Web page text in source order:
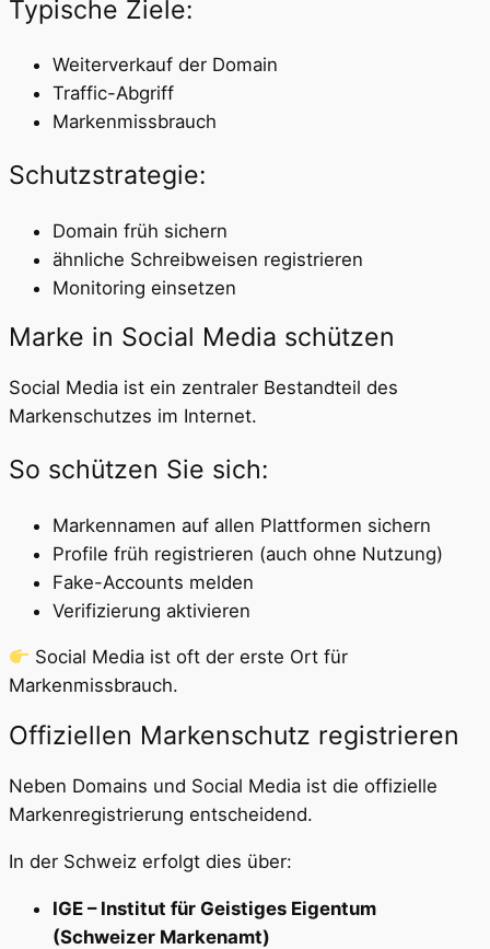
Typische Ziele:
Weiterverkauf der Domain
Traffic-Abgriff
Markenmissbrauch
Schutzstrategie:
Domain früh sichern
ähnliche Schreibweisen registrieren
Monitoring einsetzen
Marke in Social Media schützen
Social Media ist ein zentraler Bestandteil des
Markenschutzes im Internet.
So schützen Sie sich:
Markennamen auf allen Plattformen sichern
Profile früh registrieren (auch ohne Nutzung)
Fake-Accounts melden
Verifizierung aktivieren
Social Media ist oft der erste Ort für
Markenmissbrauch.
Offiziellen Markenschutz registrieren
Neben Domains und Social Media ist die offizielle
Markenregistrierung entscheidend.
In der Schweiz erfolgt dies über:
IGE – Institut für Geistiges Eigentum
(Schweizer Markenamt)